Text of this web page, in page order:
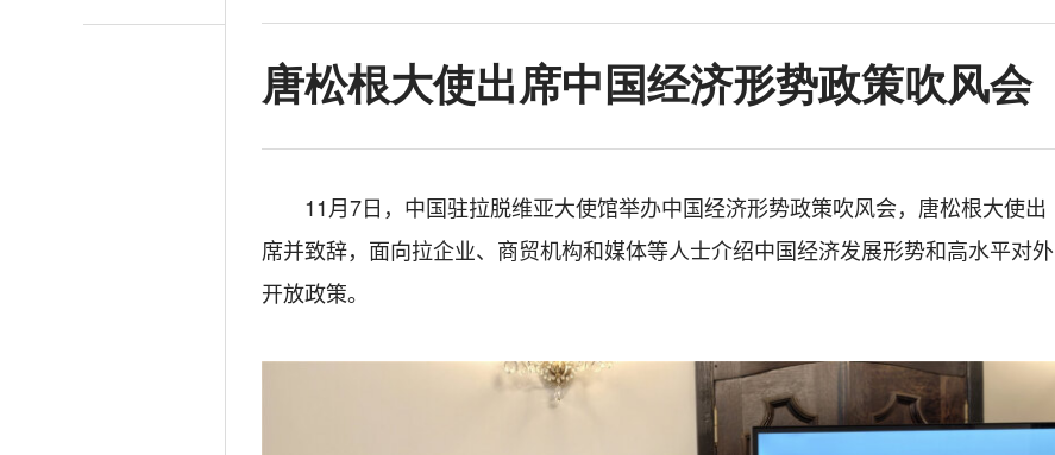
唐松根大使出席中国经济形势政策吹风会
11月7日，中国驻拉脱维亚大使馆举办中国经济形势政策吹风会，唐松根大使出
席并致辞，面向拉企业、商贸机构和媒体等人士介绍中国经济发展形势和高水平对外
开放政策。